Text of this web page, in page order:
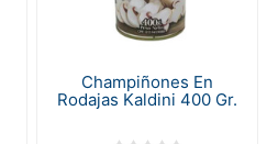
Champiñones En
Rodajas Kaldini 400 Gr.